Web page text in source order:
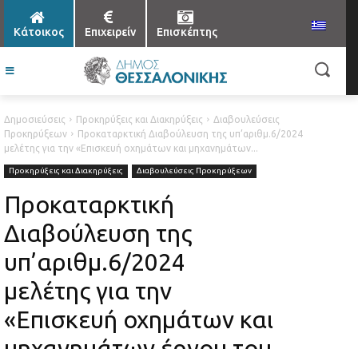
Κάτοικος Επιχειρείν Επισκέπτης
Δημοσιεύσεις Προκηρύξεις και Διακηρύξεις
Διαβουλεύσεις
Προκηρύξεων
Προκαταρκτική Διαβούλευση της υπ’αριθμ.6/2024
μελέτης για την «Επισκευή οχημάτων και μηχανημάτων...
Προκηρύξεις και Διακηρύξεις Διαβουλεύσεις Προκηρύξεων
Προκαταρκτική
Διαβούλευση της
υπ’αριθμ.6/2024
μελέτης για την
«Επισκευή οχημάτων και